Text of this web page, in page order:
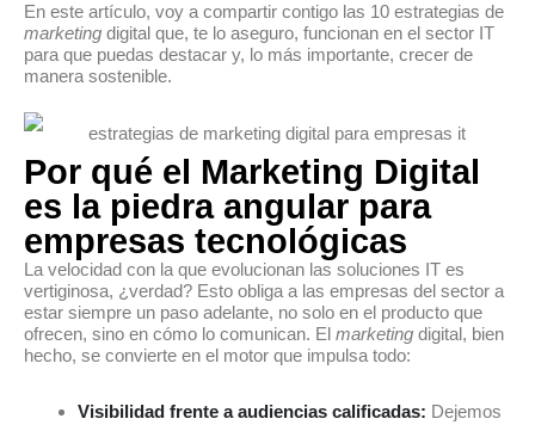
En este artículo, voy a compartir contigo las 10 estrategias de
marketing digital que, te lo aseguro, funcionan en el sector IT
para que puedas destacar y, lo más importante, crecer de
manera sostenible.
Por qué el Marketing Digital
es la piedra angular para
empresas tecnológicas
La velocidad con la que evolucionan las soluciones IT es
vertiginosa, ¿verdad? Esto obliga a las empresas del sector a
estar siempre un paso adelante, no solo en el producto que
ofrecen, sino en cómo lo comunican. El marketing digital, bien
hecho, se convierte en el motor que impulsa todo:
Visibilidad frente a audiencias calificadas: Dejemos